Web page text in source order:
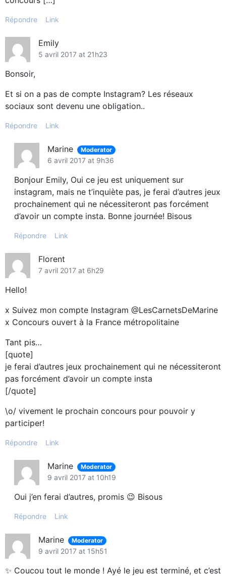
Répondre Link
Emily
5 avril 2017 at 21h23
Bonsoir,
Et si on a pas de compte Instagram? Les réseaux
sociaux sont devenu une obligation..
Répondre Link
Marine Moderator
6 avril 2017 at 9h36
Bonjour Emily, Oui ce jeu est uniquement sur
instagram, mais ne t’inquiète pas, je ferai d’autres jeux
prochainement qui ne nécessiteront pas forcément
d’avoir un compte insta. Bonne journée! Bisous
Répondre Link
Florent
7 avril 2017 at 6h29
Hello!
x Suivez mon compte Instagram @LesCarnetsDeMarine
x Concours ouvert à la France métropolitaine
Tant pis…
[quote]
je ferai d’autres jeux prochainement qui ne nécessiteront
pas forcément d’avoir un compte insta
[/quote]
\o/ vivement le prochain concours pour pouvoir y
participer!
Répondre Link
Marine Moderator
9 avril 2017 at 10h19
Oui j’en ferai d’autres, promis 😉 Bisous
Répondre Link
Marine Moderator
9 avril 2017 at 15h51
✨ Coucou tout le monde ! Ayé le jeu est terminé, et c’est